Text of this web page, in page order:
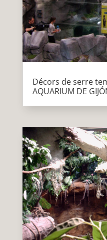
Décors de serre
AQUARIUM DE